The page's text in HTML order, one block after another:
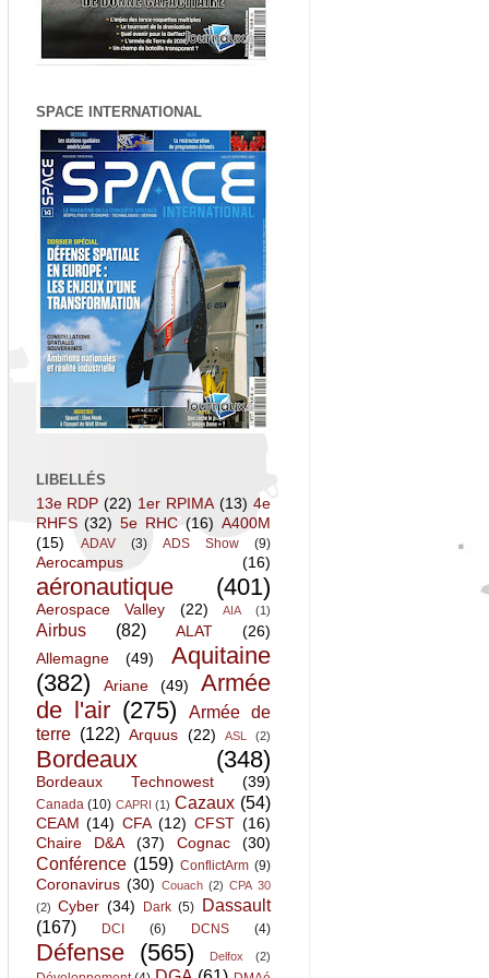
SPACE INTERNATIONAL
LIBELLÉS
13e RDP (22) 1er RPIMA (13) 4e
RHFS (32) 5e RHC (16) A400M
(15)
ADAV (3) ADS Show (9)
Aerocampus (16)
aéronautique (401)
Aerospace Valley (22) AIA (1)
Airbus (82) ALAT
(26)
Allemagne
(49)
Aquitaine
(382)
Ariane (49)
Armée
de l'air (275)
Armée de
terre (122) Arquus (22) ASL (2)
Bordeaux (348)
Bordeaux Technowest (39)
Canada (10) CAPRI (1) Cazaux (54)
CEAM (14) CFA (12) CFST (16)
Chaire D&A
(37) Cognac (30)
Conférence (159) ConflictArm (9)
Coronavirus (30) Couach (2) CPA 30
(2) Cyber (34) Dark (5) Dassault
(167)
DCI (6) DCNS (4)
Défense (565) Delfox (2)